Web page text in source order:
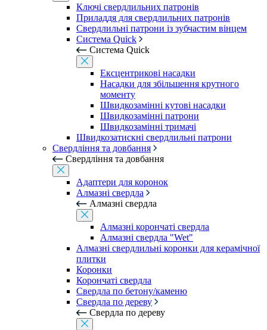
Ключі свердлильних патронів
Приладдя для свердлильних патронів
Свердлильні патрони із зубчастим вінцем
Система Quick
Система Quick
Ексцентрикові насадки
Насадки для збільшення крутного
моменту
Швидкозамінні кутові насадки
Швидкозамінні патрони
Швидкозамінні тримачі
Швидкозатискні свердлильні патрони
Свердління та довбання
Свердління та довбання
Адаптери для коронок
Алмазні свердла
Алмазні свердла
Алмазні корончаті свердла
Алмазні свердла "Wet"
Алмазні свердлильні коронки для керамічної
плитки
Коронки
Корончаті свердла
Свердла по бетону/каменю
Свердла по дереву
Свердла по дереву